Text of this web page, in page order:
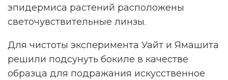
эпидермиса растений расположены
светочувствительные линзы.
Для чистоты эксперимента Уайт и Ямашита
решили подсунуть бокиле в качестве
образца для подражания искусственное